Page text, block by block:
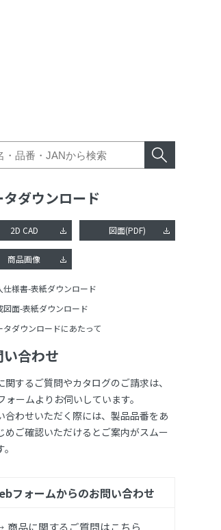
タダウンロード
2D CAD 図面(PDF)
商品画像
仕様書-表紙ダウンロード
図面-表紙ダウンロード
タダウンロードにあたって
い合わせ
関するご質問やカタログのご請求は、
ォームよりお伺いしています。
合わせいただく際には、製品品番をあ
めご確認いただけるとご案内がスムー
フォームからのお問い合わせ
商品に関するご質問はこちら